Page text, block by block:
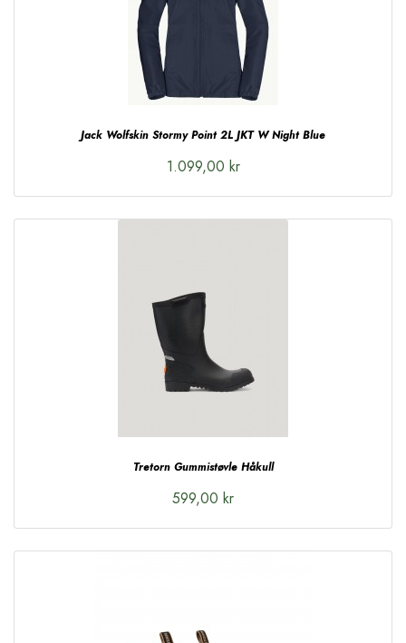
Jack Wolfskin Stormy Point 2L JKT W Night Blue
1.099,00 kr
Tretorn Gummistøvle Håkull
599,00 kr